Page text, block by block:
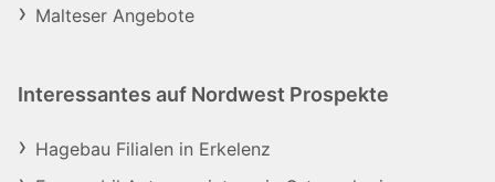
Malteser Angebote
Interessantes auf Nordwest Prospekte
Hagebau Filialen in Erkelenz